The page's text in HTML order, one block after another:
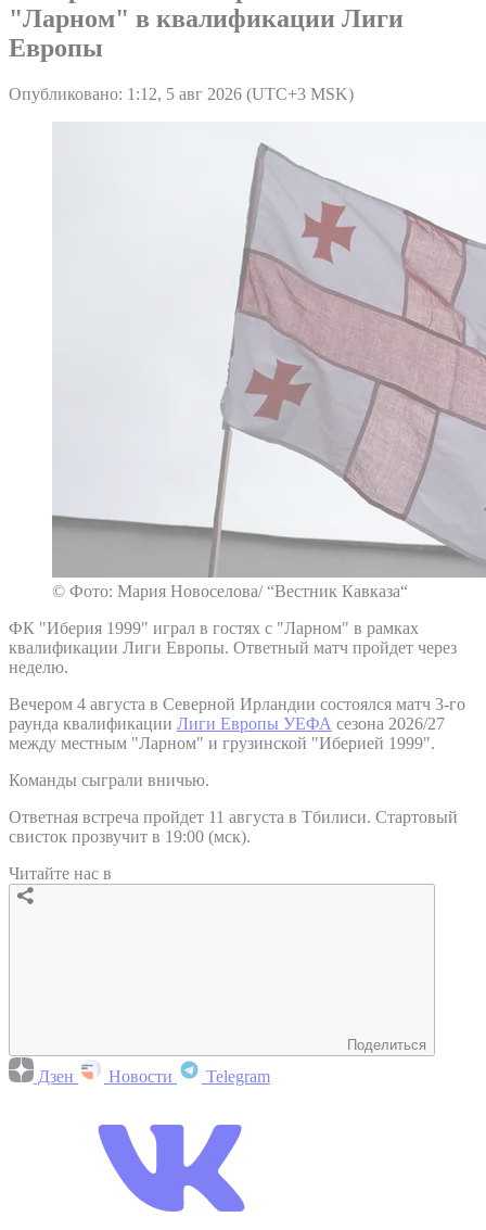
"Ларном" в квалификации Лиги
Европы
Опубликовано: 1:12, 5 авг 2026 (UTC+3 MSK)
© Фото: Мария Новоселова/ “Вестник Кавказа“
ФК "Иберия 1999" играл в гостях с "Ларном" в рамках
квалификации Лиги Европы. Ответный матч пройдет через
неделю.
Вечером 4 августа в Северной Ирландии состоялся матч 3-го
раунда квалификации Лиги Европы УЕФА сезона 2026/27
между местным "Ларном" и грузинской "Иберией 1999".
Команды сыграли вничью.
Ответная встреча пройдет 11 августа в Тбилиси. Стартовый
свисток прозвучит в 19:00 (мск).
Читайте нас в
Поделиться
Дзен Новости Telegram